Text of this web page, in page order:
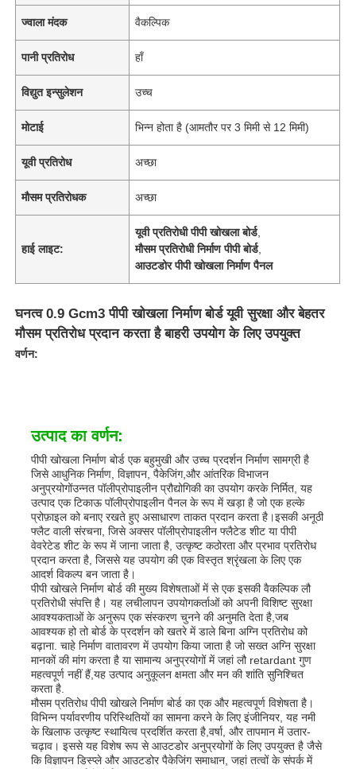
होम
उत्पाद
हमारे बारे में
ज्वाला मंदक वैकल्पिक
पानी प्रतिरोध हाँ
विद्युत इन्सुलेशन उच्च
मोटाई भिन्न होता है (आमतौर पर 3 मिमी से 12 मिमी)
यूवी प्रतिरोध अच्छा
मौसम प्रतिरोधक अच्छा
हाई लाइट:
यूवी प्रतिरोधी पीपी खोखला बोर्ड,
मौसम प्रतिरोधी निर्माण पीपी बोर्ड,
आउटडोर पीपी खोखला निर्माण पैनल
घनत्व 0.9 Gcm3 पीपी खोखला निर्माण बोर्ड यूवी सुरक्षा और बेहतर
मौसम प्रतिरोध प्रदान करता है बाहरी उपयोग के लिए उपयुक्त
वर्णन:
उत्पाद का वर्णन:
पीपी खोखला निर्माण बोर्ड एक बहुमुखी और उच्च प्रदर्शन निर्माण सामग्री है
जिसे आधुनिक निर्माण, विज्ञापन, पैकेजिंग,और आंतरिक विभाजन
अनुप्रयोगोंउन्नत पॉलीप्रोपाइलीन प्रौद्योगिकी का उपयोग करके निर्मित, यह
उत्पाद एक टिकाऊ पॉलीप्रोपाइलीन पैनल के रूप में खड़ा है जो एक हल्के
प्रोफ़ाइल को बनाए रखते हुए असाधारण ताकत प्रदान करता है।इसकी अनूठी
फ्लैट वाली संरचना, जिसे अक्सर पॉलीप्रोपाइलीन फ्लैटेड शीट या पीपी
वेवरेटेड शीट के रूप में जाना जाता है, उत्कृष्ट कठोरता और प्रभाव प्रतिरोध
प्रदान करता है, जिससे यह उपयोग की एक विस्तृत श्रृंखला के लिए एक
आदर्श विकल्प बन जाता है।
पीपी खोखले निर्माण बोर्ड की मुख्य विशेषताओं में से एक इसकी वैकल्पिक लौ
प्रतिरोधी संपत्ति है। यह लचीलापन उपयोगकर्ताओं को अपनी विशिष्ट सुरक्षा
आवश्यकताओं के अनुरूप एक संस्करण चुनने की अनुमति देता है,जब
आवश्यक हो तो बोर्ड के प्रदर्शन को खतरे में डाले बिना अग्नि प्रतिरोध को
बढ़ाना. चाहे निर्माण वातावरण में उपयोग किया जाता है जो सख्त अग्नि सुरक्षा
मानकों की मांग करता है या सामान्य अनुप्रयोगों में जहां लौ retardant गुण
महत्वपूर्ण नहीं हैं,यह उत्पाद अनुकूलन क्षमता और मन की शांति सुनिश्चित
करता है.
मौसम प्रतिरोध पीपी खोखले निर्माण बोर्ड का एक और महत्वपूर्ण विशेषता है।
विभिन्न पर्यावरणीय परिस्थितियों का सामना करने के लिए इंजीनियर, यह नमी
के खिलाफ उत्कृष्ट स्थायित्व प्रदर्शित करता है,वर्षा, और तापमान में उतार-
चढ़ाव। इससे यह विशेष रूप से आउटडोर अनुप्रयोगों के लिए उपयुक्त है जैसे
कि विज्ञापन डिस्प्ले और आउटडोर पैकेजिंग समाधान, जहां तत्वों के संपर्क में